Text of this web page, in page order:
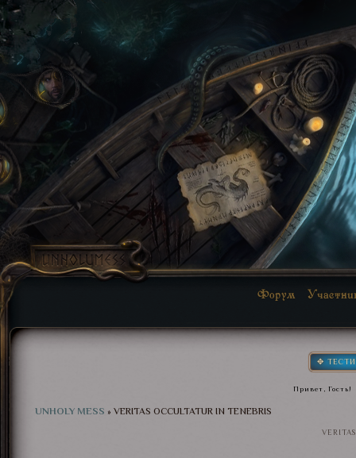
Форум
✥
Привет, Гость!
UNHOLY MESS » VERITAS OCCULTATUR IN TENEBRIS